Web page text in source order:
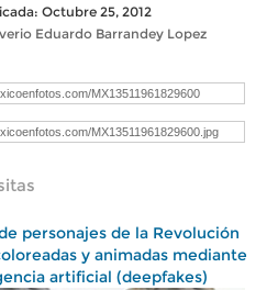
Octubre 25, 2012
Eduardo Barrandey Lopez
personajes de la Revolución
y animadas mediante
artificial (deepfakes)